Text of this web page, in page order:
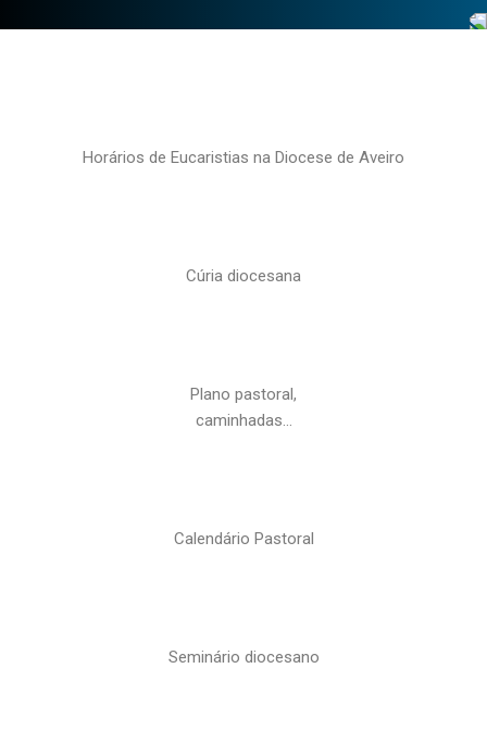
Horários de Eucaristias na Diocese de Aveiro
Cúria diocesana
Plano pastoral,
caminhadas…
Calendário Pastoral
Seminário diocesano